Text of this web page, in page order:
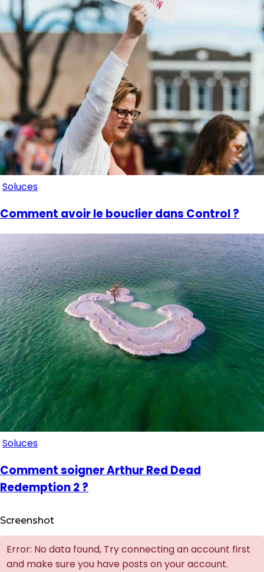
Soluces
Comment avoir le bouclier dans Control ?
Soluces
Comment soigner Arthur Red Dead
Redemption 2 ?
Screenshot
Error: No data found, Try connecting an account first
and make sure you have posts on your account.